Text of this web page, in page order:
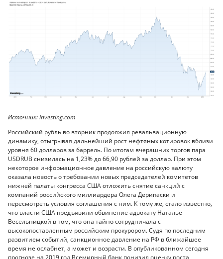
Источник: investing.com
Российский рубль во вторник продолжил ревальвационную
динамику, отыгрывая дальнейший рост нефтяных котировок вблизи
уровня 60 долларов за баррель. По итогам вчерашних торгов пара
USDRUB снизилась на 1,23% до 66,90 рублей за доллар. При этом
некоторое информационное давление на российскую валюту
оказала новость о требовании новых председателей комитетов
нижней палаты конгресса США отложить снятие санкций с
компаний российского миллиардера Олега Дерипаски и
пересмотреть условия соглашения с ним. К тому же, стало известно,
что власти США предъявили обвинение адвокату Наталье
Весельницкой в том, что она тайно сотрудничала с
высокопоставленным российским прокурором. Судя по последним
развитием событий, санкционное давление на РФ в ближайшее
время не ослабнет, а может и возрасти. В опубликованном сегодня
прогнозе на 2019 год Всемирный банк понизил оценку роста